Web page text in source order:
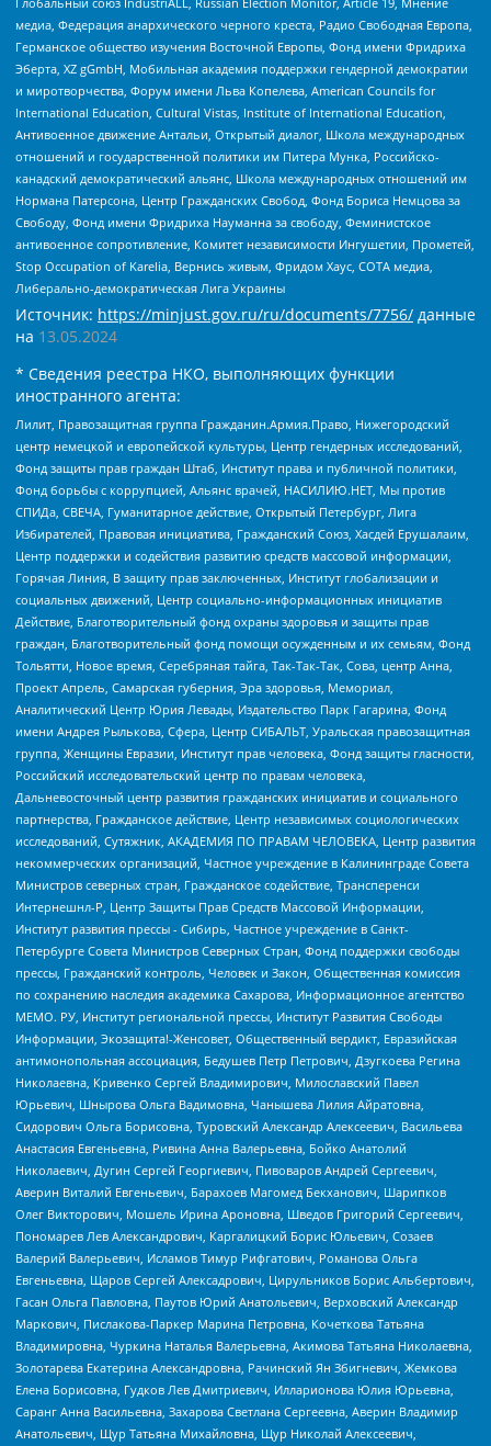
медиа, Федерация анархического черного креста, Радио Свободная Европа,
Германское общество изучения Восточной Европы, Фонд имени Фридриха
Эберта, XZ gGmbH, Мобильная академия поддержки гендерной демократии
и миротворчества, Форум имени Льва Копелева, American Councils for
International Education, Cultural Vistas, Institute of International Education,
Антивоенное движение Антальи, Открытый диалог, Школа международных
отношений и государственной политики им Питера Мунка, Российско-
канадский демократический альянс, Школа международных отношений им
Нормана Патерсона, Центр Гражданских Свобод, Фонд Бориса Немцова за
Свободу, Фонд имени Фридриха Науманна за свободу, Феминистское
антивоенное сопротивление, Комитет независимости Ингушетии, Прометей,
Stop Occupation of Karelia, Вернись живым, Фридом Хаус, СОТА медиа,
Либерально-демократическая Лига Украины
Источник: https://minjust.gov.ru/ru/documents/7756/ данные
на 13.05.2024
* Сведения реестра НКО, выполняющих функции
иностранного агента:
Лилит, Правозащитная группа Гражданин.Армия.Право, Нижегородский
центр немецкой и европейской культуры, Центр гендерных исследований,
Фонд защиты прав граждан Штаб, Институт права и публичной политики,
Фонд борьбы с коррупцией, Альянс врачей, НАСИЛИЮ.НЕТ, Мы против
СПИДа, СВЕЧА, Гуманитарное действие, Открытый Петербург, Лига
Избирателей, Правовая инициатива, Гражданский Союз, Хасдей Ерушалаим,
Центр поддержки и содействия развитию средств массовой информации,
Горячая Линия, В защиту прав заключенных, Институт глобализации и
социальных движений, Центр социально-информационных инициатив
Действие, Благотворительный фонд охраны здоровья и защиты прав
граждан, Благотворительный фонд помощи осужденным и их семьям, Фонд
Тольятти, Новое время, Серебряная тайга, Так-Так-Так, Сова, центр Анна,
Проект Апрель, Самарская губерния, Эра здоровья, Мемориал,
Аналитический Центр Юрия Левады, Издательство Парк Гагарина, Фонд
имени Андрея Рылькова, Сфера, Центр СИБАЛЬТ, Уральская правозащитная
группа, Женщины Евразии, Институт прав человека, Фонд защиты гласности,
Российский исследовательский центр по правам человека,
Дальневосточный центр развития гражданских инициатив и социального
партнерства, Гражданское действие, Центр независимых социологических
исследований, Сутяжник, АКАДЕМИЯ ПО ПРАВАМ ЧЕЛОВЕКА, Центр развития
некоммерческих организаций, Частное учреждение в Калининграде Совета
Министров северных стран, Гражданское содействие, Трансперенси
Интернешнл-Р, Центр Защиты Прав Средств Массовой Информации,
Институт развития прессы - Сибирь, Частное учреждение в Санкт-
Петербурге Совета Министров Северных Стран, Фонд поддержки свободы
прессы, Гражданский контроль, Человек и Закон, Общественная комиссия
по сохранению наследия академика Сахарова, Информационное агентство
МЕМО. РУ, Институт региональной прессы, Институт Развития Свободы
Информации, Экозащита!-Женсовет, Общественный вердикт, Евразийская
антимонопольная ассоциация, Бедушев Петр Петрович, Дзугкоева Регина
Николаевна, Кривенко Сергей Владимирович, Милославский Павел
Юрьевич, Шнырова Ольга Вадимовна, Чанышева Лилия Айратовна,
Сидорович Ольга Борисовна, Туровский Александр Алексеевич, Васильева
Анастасия Евгеньевна, Ривина Анна Валерьевна, Бойко Анатолий
Николаевич, Дугин Сергей Георгиевич, Пивоваров Андрей Сергеевич,
Аверин Виталий Евгеньевич, Барахоев Магомед Бекханович, Шарипков
Олег Викторович, Мошель Ирина Ароновна, Шведов Григорий Сергеевич,
Пономарев Лев Александрович, Каргалицкий Борис Юльевич, Созаев
Валерий Валерьевич, Исламов Тимур Рифгатович, Романова Ольга
Евгеньевна, Щаров Сергей Алексадрович, Цирульников Борис Альбертович,
Гасан Ольга Павловна, Паутов Юрий Анатольевич, Верховский Александр
Маркович, Пислакова-Паркер Марина Петровна, Кочеткова Татьяна
Владимировна, Чуркина Наталья Валерьевна, Акимова Татьяна Николаевна,
Золотарева Екатерина Александровна, Рачинский Ян Збигневич, Жемкова
Елена Борисовна, Гудков Лев Дмитриевич, Илларионова Юлия Юрьевна,
Саранг Анна Васильевна, Захарова Светлана Сергеевна, Аверин Владимир
Анатольевич, Щур Татьяна Михайловна, Щур Николай Алексеевич,